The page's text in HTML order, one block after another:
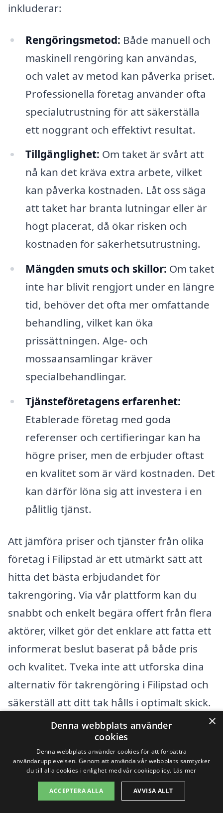
inkluderar:
Rengöringsmetod: Både manuell och
maskinell rengöring kan användas,
och valet av metod kan påverka priset.
Professionella företag använder ofta
specialutrustning för att säkerställa
ett noggrant och effektivt resultat.
Tillgänglighet: Om taket är svårt att
nå kan det kräva extra arbete, vilket
kan påverka kostnaden. Låt oss säga
att taket har branta lutningar eller är
högt placerat, då ökar risken och
kostnaden för säkerhetsutrustning.
Mängden smuts och skillor: Om taket
inte har blivit rengjort under en längre
tid, behöver det ofta mer omfattande
behandling, vilket kan öka
prissättningen. Alge- och
mossaansamlingar kräver
specialbehandlingar.
Tjänsteföretagens erfarenhet:
Etablerade företag med goda
referenser och certifieringar kan ha
högre priser, men de erbjuder oftast
en kvalitet som är värd kostnaden. Det
kan därför löna sig att investera i en
pålitlig tjänst.
Att jämföra priser och tjänster från olika
företag i Filipstad är ett utmärkt sätt att
hitta det bästa erbjudandet för
takrengöring. Via vår plattform kan du
snabbt och enkelt begära offert från flera
aktörer, vilket gör det enklare att fatta ett
informerat beslut baserat på både pris
och kvalitet. Tveka inte att utforska dina
alternativ för takrengöring i Filipstad och
säkerställ att ditt tak hålls i optimalt skick.
Få 3 erbjudanden, gratis och utan
förpliktelser
×
Denna webbplats använder
cookies
Denna webbplats använder cookies för att förbättra
användarupplevelsen. Genom att använda vår webbplats samtycker
du till alla cookies i enlighet med vår cookiepolicy. Läs mer
ACCEPTERA ALLA AVVISA ALLT